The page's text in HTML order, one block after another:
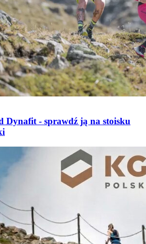
Dynafit - sprawdź ją na stoisku